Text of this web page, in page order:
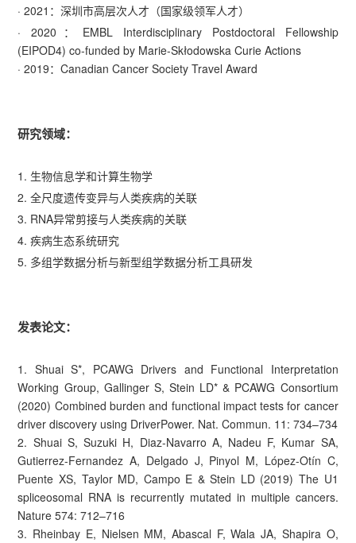
· 2021：深圳市高层次人才（国家级领军人才）
· 2020：EMBL Interdisciplinary Postdoctoral Fellowship
(EIPOD4) co-funded by Marie-Skłodowska Curie Actions
· 2019：Canadian Cancer Society Travel Award
研究领域：
1. 生物信息学和计算生物学
2. 全尺度遗传变异与人类疾病的关联
3. RNA异常剪接与人类疾病的关联
4. 疾病生态系统研究
5. 多组学数据分析与新型组学数据分析工具研发
发表论文：
1. Shuai S*, PCAWG Drivers and Functional Interpretation
Working Group, Gallinger S, Stein LD* & PCAWG Consortium
(2020) Combined burden and functional impact tests for cancer
driver discovery using DriverPower. Nat. Commun. 11: 734–734
2. Shuai S, Suzuki H, Diaz-Navarro A, Nadeu F, Kumar SA,
Gutierrez-Fernandez A, Delgado J, Pinyol M, López-Otín C,
Puente XS, Taylor MD, Campo E & Stein LD (2019) The U1
spliceosomal RNA is recurrently mutated in multiple cancers.
Nature 574: 712–716
3. Rheinbay E, Nielsen MM, Abascal F, Wala JA, Shapira O,